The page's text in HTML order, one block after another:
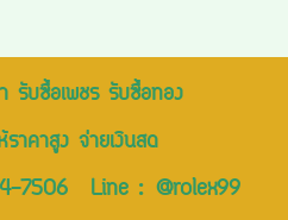
รับซื้อเพชร รับซื้อทอง
ราคาสูง จ่ายเงินสด
7506Line : @rolex99